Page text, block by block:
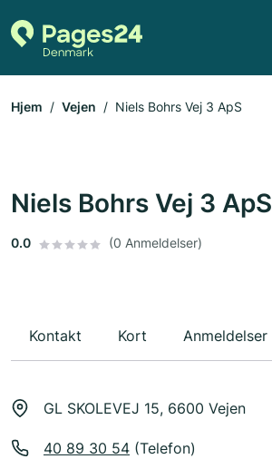
Hjem Vejen Niels Bohrs Vej 3 ApS
Niels Bohrs Vej 3 ApS
0.0 (0 Anmeldelser)
Kontakt Kort Anmeldelser
GL SKOLEVEJ 15, 6600 Vejen
40 89 30 54 (Telefon)